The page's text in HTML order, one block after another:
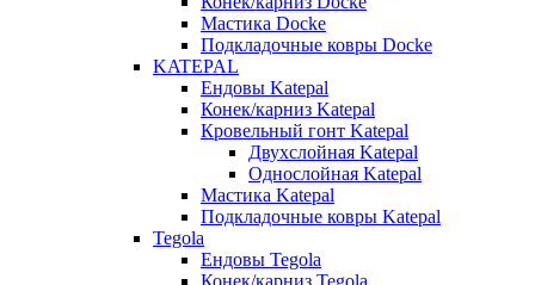
Мастика Docke
Подкладочные ковры Docke
KATEPAL
Ендовы Katepal
Конек/карниз Katepal
Кровельный гонт Katepal
Двухслойная Katepal
Однослойная Katepal
Мастика Katepal
Подкладочные ковры Katepal
Tegola
Ендовы Tegola
Конек/карниз Tegola